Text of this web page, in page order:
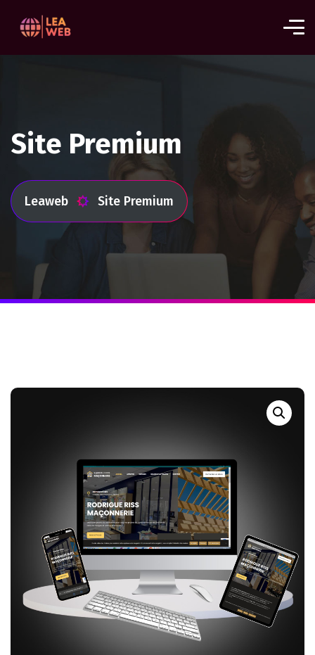
Site Premium
Leaweb Site Premium